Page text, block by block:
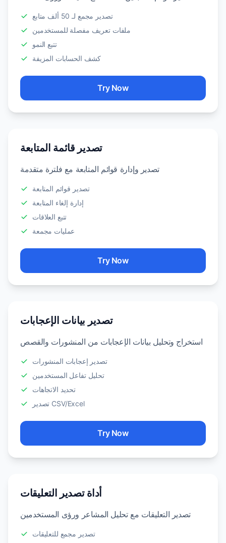
تصدير مجمع لـ 50 ألف متابع
ملفات تعريف مفصلة للمستخدمين
تتبع النمو
كشف الحسابات المزيفة
Try Now
تصدير قائمة المتابعة
تصدير وإدارة قوائم المتابعة مع فلترة متقدمة
تصدير قوائم المتابعة
إدارة إلغاء المتابعة
تتبع العلاقات
عمليات مجمعة
Try Now
تصدير بيانات الإعجابات
استخراج وتحليل بيانات الإعجابات من المنشورات والقصص
تصدير إعجابات المنشورات
تحليل تفاعل المستخدمين
تحديد الاتجاهات
تصدير CSV/Excel
Try Now
أداة تصدير التعليقات
تصدير التعليقات مع تحليل المشاعر ورؤى المستخدمين
تصدير مجمع للتعليقات